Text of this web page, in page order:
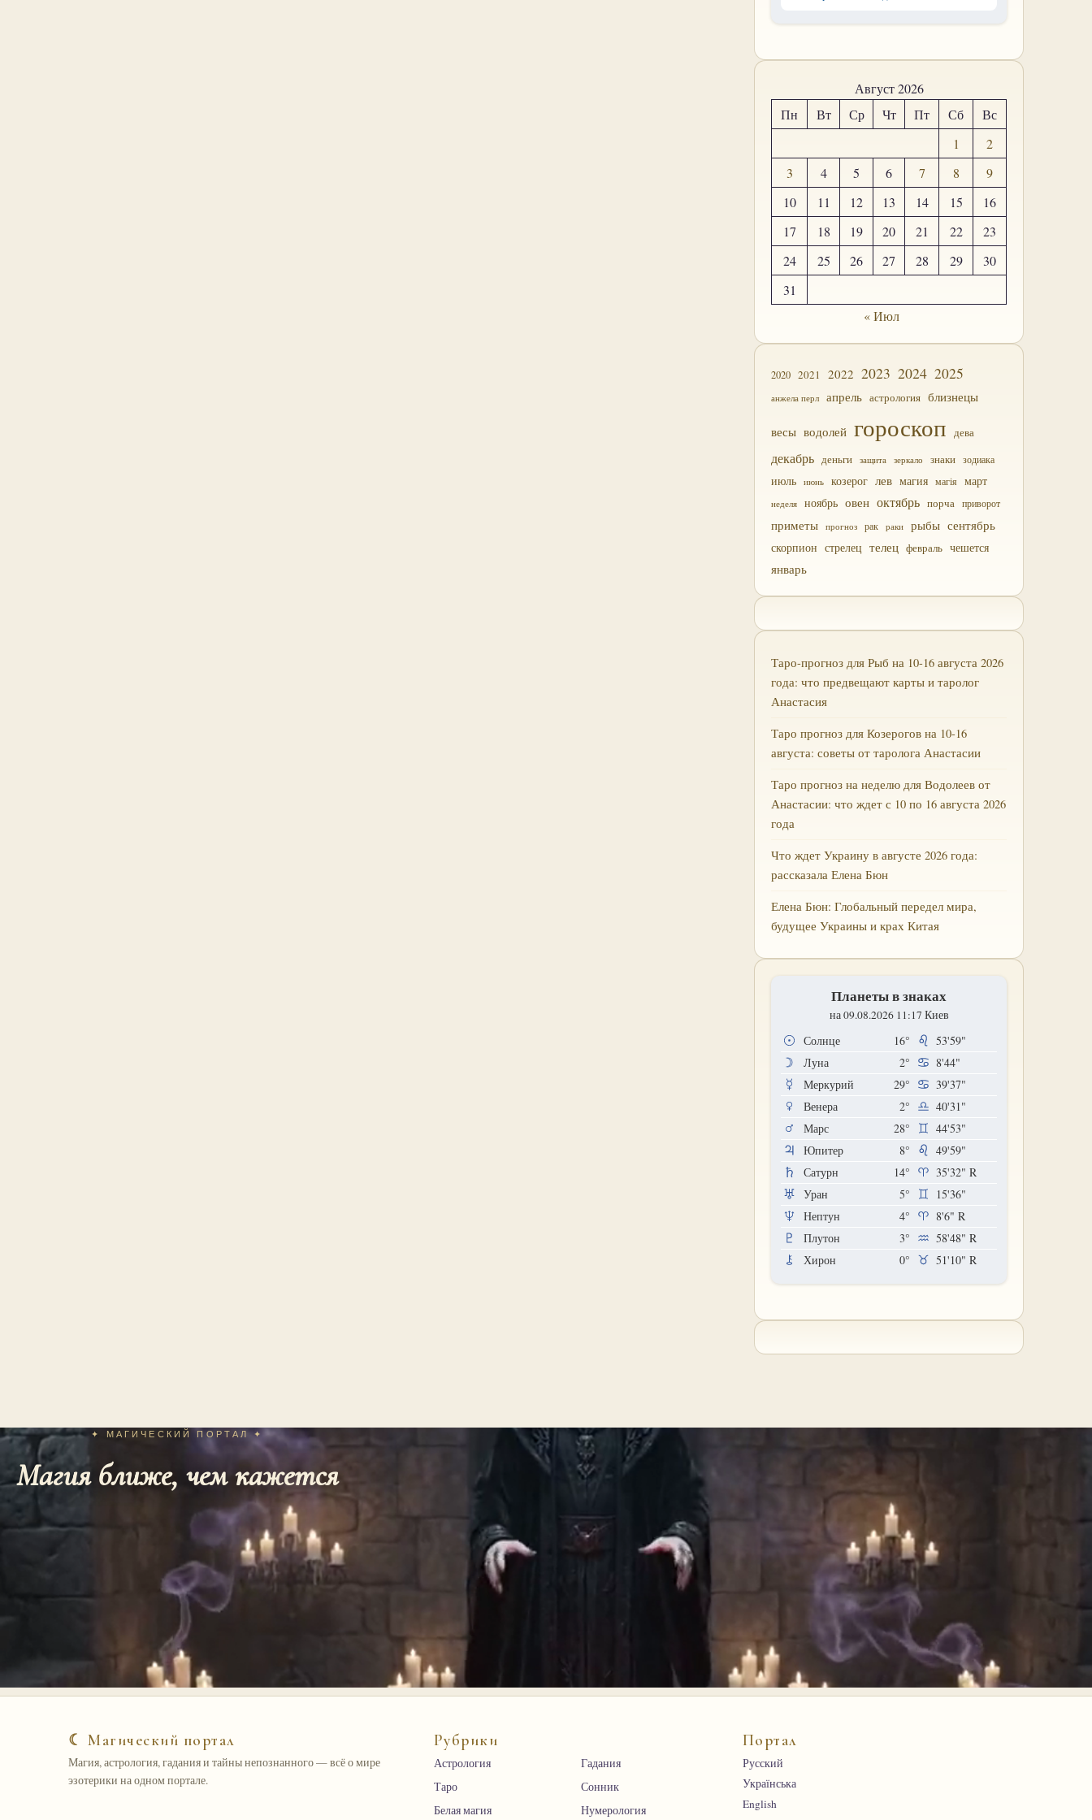
Август 2026
Пн
Вт Ср Чт Пт Сб
Вс
1
2
3
4 5 6 7 8
9
10
11 12 13 14 15
16
17
18 19 20 21 22
23
24
25 26 27 28 29
30
31
« Июл
2020 2021 2022 2023 2024 2025
анжела перл апрель астрология близнецы
весы водолей гороскоп дева
декабрь деньги защита зеркало знаки зодиака
июль июнь козерог лев магия магія март
неделя ноябрь овен октябрь порча приворот
приметы прогноз рак раки рыбы сентябрь
скорпион стрелец телец февраль чешется
январь
Таро-прогноз для Рыб на 10-16 августа 2026
года: что предвещают карты и таролог
Анастасия
Таро прогноз для Козерогов на 10-16
августа: советы от таролога Анастасии
Таро прогноз на неделю для Водолеев от
Анастасии: что ждет с 10 по 16 августа 2026
года
Что ждет Украину в августе 2026 года:
рассказала Елена Бюн
Елена Бюн: Глобальный передел мира,
будущее Украины и крах Китая
Планеты в знаках
на 09.08.2026 11:17 Киев
Солнце 16°
53'59"
Луна
2°
8'44"
Меркурий
29°
39'37"
Венера
2°
40'31"
Марс
28°
44'53"
Юпитер
8°
49'59"
Сатурн
14° 35'32" R
Уран
5°
15'36"
Нептун
4° 8'6" R
Плутон
3° 58'48" R
Хирон
0° 51'10" R
✦ МАГИЧЕСКИЙ ПОРТАЛ ✦
Магия ближе, чем кажется
☾ Магический портал
Магия, астрология, гадания и тайны непознанного — всё о мире
эзотерики на одном портале.
Рубрики
Астрология
Гадания
Таро
Сонник
Белая магия
Нумерология
Портал
Русский
Українська
English